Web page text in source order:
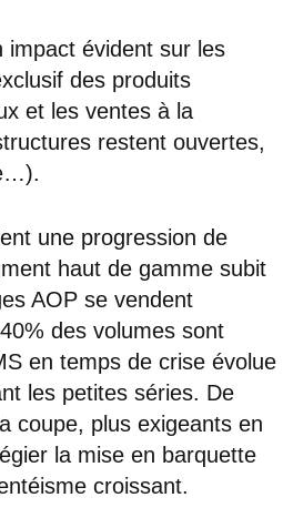
impact évident sur les
des produits
et les ventes à la
restent ouvertes,
une progression de
haut de gamme subit
AOP se vendent
des volumes sont
en temps de crise évolue
les petites séries. De
coupe, plus exigeants en
la mise en barquette
croissant.